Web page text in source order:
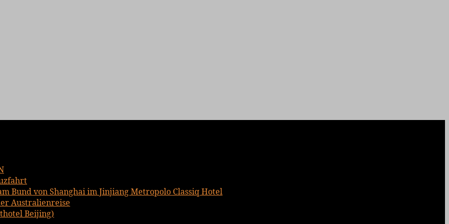
Bund von Shanghai im Jinjiang Metropolo Classiq Hotel
Australienreise
Beijing)